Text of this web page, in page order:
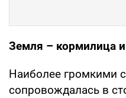
Земля – кормилица
Наиболее громкими
сопровождалась в